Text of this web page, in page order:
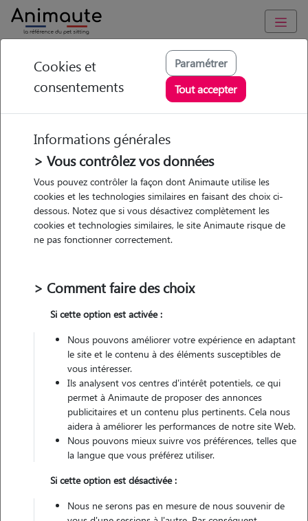
Animaute Occitanie Saint-Yorre
Chloé - Petsitter à
HAUTERIVE
• 29 ans
Garde
chez le Pet Sitter
Véhiculé
Garde réalisée
Contacter
L'envoi d'une demande est sans engagement
Cookies et
consentements
Paramétrer
Tout accepter
Informations générales
> Vous contrôlez vos données
Vous pouvez contrôler la façon dont Animaute utilise les
cookies et les technologies similaires en faisant des choix ci-
dessous. Notez que si vous désactivez complètement les
cookies et technologies similaires, le site Animaute risque de
ne pas fonctionner correctement.
> Comment faire des choix
Si cette option est activée :
Nous pouvons améliorer votre expérience en adaptant
le site et le contenu à des éléments susceptibles de
vous intéresser.
Ils analysent vos centres d'intérêt potentiels, ce qui
permet à Animaute de proposer des annonces
publicitaires et un contenu plus pertinents. Cela nous
aidera à améliorer les performances de notre site Web.
Nous pouvons mieux suivre vos préférences, telles que
la langue que vous préférez utiliser.
Si cette option est désactivée :
Nous ne serons pas en mesure de nous souvenir de